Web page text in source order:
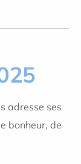
adresse ses
bonheur, de